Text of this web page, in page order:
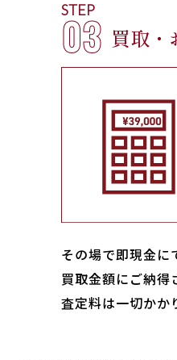
STEP
03 買取・
その場で即現金に
買取金額にご納得
査定料は一切かか